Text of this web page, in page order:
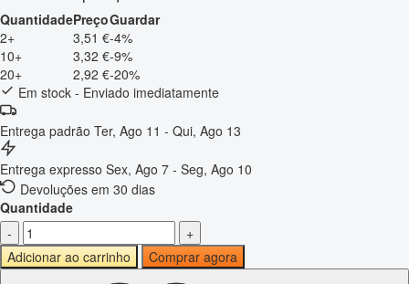
QuantidadePreçoGuardar
2+
3,51 €-4%
10+
3,32 €-9%
20+
2,92 €-20%
Em stock - Enviado imediatamente
Entrega padrão Ter, Ago 11 - Qui, Ago 13
Entrega expresso Sex, Ago 7 - Seg, Ago 10
Devoluções em 30 dias
Quantidade
-
+
Adicionar ao carrinho
Comprar agora